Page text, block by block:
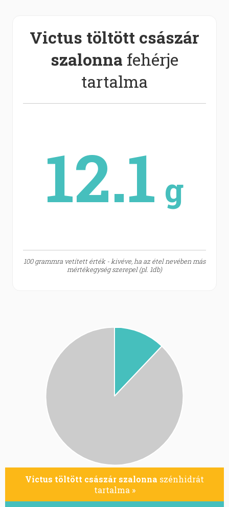
Victus töltött császár
szalonna fehérje
tartalma
12.1 g
100 grammra vetített érték - kivéve, ha az étel nevében más
mértékegység szerepel (pl. 1db)
Victus töltött császár szalonna szénhidrát
tartalma »